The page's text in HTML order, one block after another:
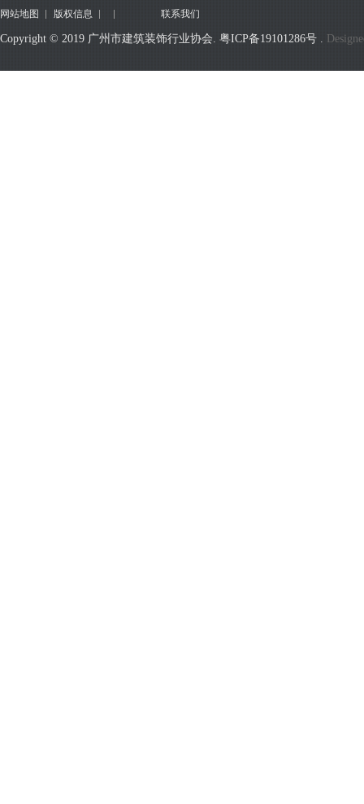
网站地图 版权信息 联系我们
Copyright © 2019 广州市建筑装饰行业协会. 粤ICP备19101286号